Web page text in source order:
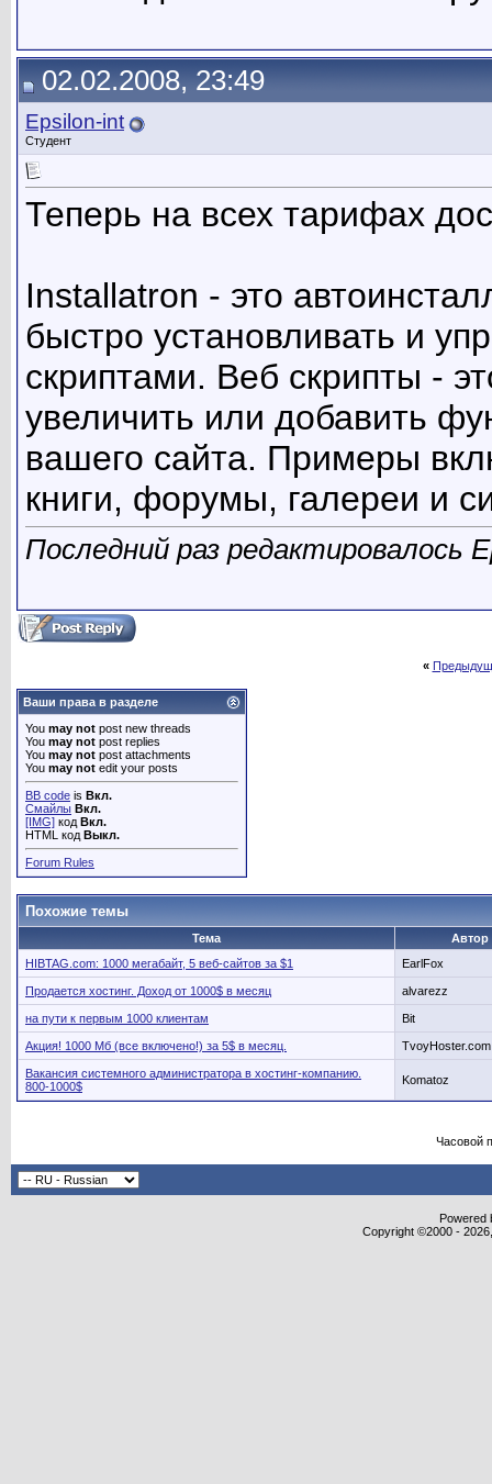
02.02.2008, 23:49
Epsilon-int
Студент
Теперь на всех тарифах
Installatron - это
быстро установливать и
скриптами. Веб скрипты -
увеличить или добавить
вашего сайта. Примеры
книги, форумы, галереи и
Последний раз редактировалось
«
Ваши права в разделе
You may not post new threads
You may not post replies
You may not post attachments
You may not edit your posts
BB code is Вкл.
Смайлы Вкл.
[IMG] код Вкл.
HTML код Выкл.
Forum Rules
Похожие темы
Тема
Автор
HIBTAG.com: 1000 мегабайт, 5 веб-сайтов за $1
EarlFox
Продается хостинг. Доход от 1000$ в месяц alvarezz
на пути к первым 1000 клиентам Bit
Акция! 1000 Мб (все включено!) за 5$ в месяц. TvoyHoster.com
Вакансия системного администратора в хостинг-компанию.
800-1000$
Komatoz
Часовой
Powered
Copyright ©2000 -